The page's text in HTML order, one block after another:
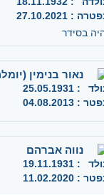
:
27.10.2021
בסידר
נאור בנימין
:
25.05.1931
:
04.08.2013
נווה אברהם
:
19.11.1931
:
11.02.2020